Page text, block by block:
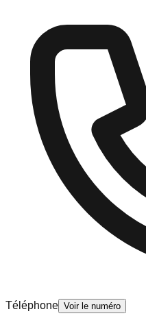
Téléphone Voir le numéro